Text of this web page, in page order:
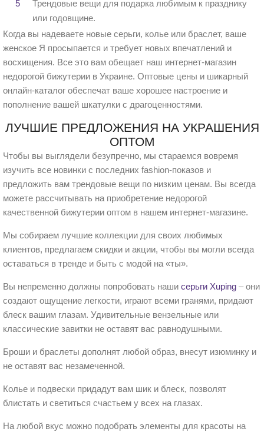
Трендовые вещи для подарка любимым к празднику
или годовщине.
Когда вы надеваете новые серьги, колье или браслет, ваше
женское Я просыпается и требует новых впечатлений и
восхищения. Все это вам обещает наш интернет-магазин
недорогой бижутерии в Украине. Оптовые цены и шикарный
онлайн-каталог обеспечат ваше хорошее настроение и
пополнение вашей шкатулки с драгоценностями.
ЛУЧШИЕ ПРЕДЛОЖЕНИЯ НА УКРАШЕНИЯ
ОПТОМ
Чтобы вы выглядели безупречно, мы стараемся вовремя
изучить все новинки с последних fashion-показов и
предложить вам трендовые вещи по низким ценам. Вы всегда
можете рассчитывать на приобретение недорогой
качественной бижутерии оптом в нашем интернет-магазине.
Мы собираем лучшие коллекции для своих любимых
клиентов, предлагаем скидки и акции, чтобы вы могли всегда
оставаться в тренде и быть с модой на «ты».
Вы непременно должны попробовать наши серьги Xuping – они
создают ощущение легкости, играют всеми гранями, придают
блеск вашим глазам. Удивительные вензельные или
классические завитки не оставят вас равнодушными.
Броши и браслеты дополнят любой образ, внесут изюминку и
не оставят вас незамеченной.
Колье и подвески придадут вам шик и блеск, позволят
блистать и светиться счастьем у всех на глазах.
На любой вкус можно подобрать элементы для красоты на